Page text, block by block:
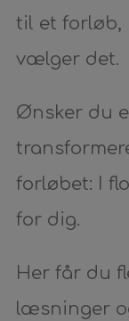
til et forløb,
vælger det.
Ønsker du
forløbet: I
for dig.
Her får du
læsninger